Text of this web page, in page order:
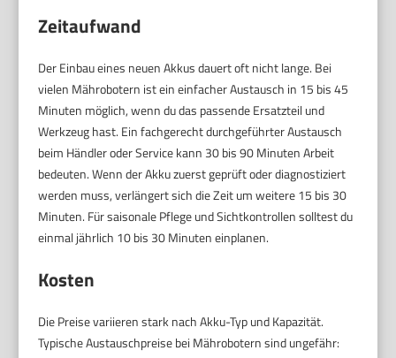
Zeitaufwand
Der Einbau eines neuen Akkus dauert oft nicht lange. Bei
vielen Mährobotern ist ein einfacher Austausch in 15 bis 45
Minuten möglich, wenn du das passende Ersatzteil und
Werkzeug hast. Ein fachgerecht durchgeführter Austausch
beim Händler oder Service kann 30 bis 90 Minuten Arbeit
bedeuten. Wenn der Akku zuerst geprüft oder diagnostiziert
werden muss, verlängert sich die Zeit um weitere 15 bis 30
Minuten. Für saisonale Pflege und Sichtkontrollen solltest du
einmal jährlich 10 bis 30 Minuten einplanen.
Kosten
Die Preise variieren stark nach Akku-Typ und Kapazität.
Typische Austauschpreise bei Mährobotern sind ungefähr: